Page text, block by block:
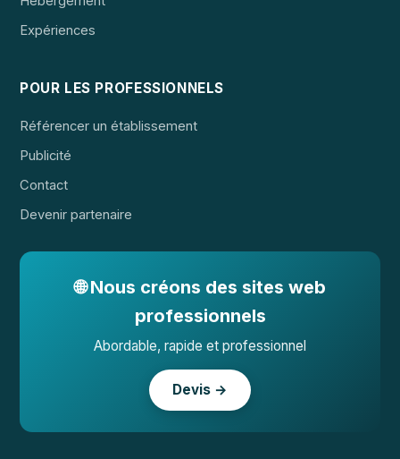
Expériences
POUR LES PROFESSIONNELS
Référencer un établissement
Publicité
Contact
Devenir partenaire
🌐 Nous créons des sites web
professionnels
Abordable, rapide et professionnel
Devis →